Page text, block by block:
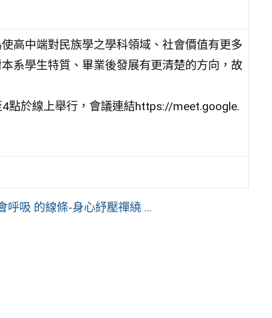
高中端對民族學之學科領域、社會價值有更多
系學生特質、畢業後發展有更清楚的方向，故
點於線上舉行，會議連結https://meet.google.
吸 的線條-身心紓壓禪繞 ...